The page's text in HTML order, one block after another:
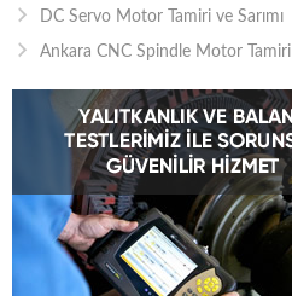
DC Servo Motor Tamiri ve Sarımı
Ankara CNC Spindle Motor Tamiri